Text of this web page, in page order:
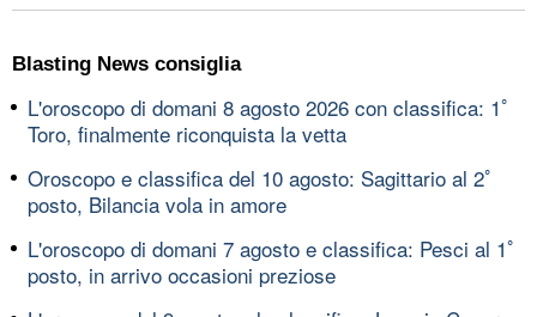
Blasting News consiglia
L'oroscopo di domani 8 agosto 2026 con classifica: 1ﾟ
Toro, finalmente riconquista la vetta
Oroscopo e classifica del 10 agosto: Sagittario al 2ﾟ
posto, Bilancia vola in amore
L'oroscopo di domani 7 agosto e classifica: Pesci al 1ﾟ
posto, in arrivo occasioni preziose